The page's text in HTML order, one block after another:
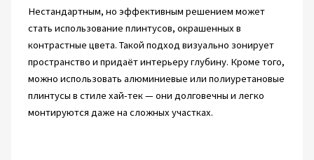
Нестандартным, но эффективным решением может
стать использование плинтусов, окрашенных в
контрастные цвета. Такой подход визуально зонирует
пространство и придаёт интерьеру глубину. Кроме того,
можно использовать алюминиевые или полиуретановые
плинтусы в стиле хай-тек — они долговечны и легко
монтируются даже на сложных участках.